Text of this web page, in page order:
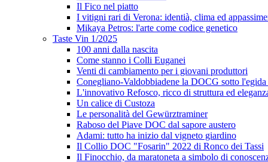
Il Fico nel piatto
I vitigni rari di Verona: identià, clima ed
Mikaya Petros: l'arte come codice genetico
Taste Vin 1/2025
100 anni dalla nascita
Come stanno i Colli Euganei
Venti di cambiamento per i giovani produttori
Conegliano-Valdobbiadene la DOCG sotto
L'innovativo Refosco, ricco di struttura ed
Un calice di Custoza
Le personalità del Gewürztraminer
Raboso del Piave DOC dal sapore austero
Adami: tutto ha inizio dal vigneto giardino
Il Collio DOC "Fosarin" 2022 di Ronco dei Tassi
Il Finocchio, da maratoneta a simbolo di